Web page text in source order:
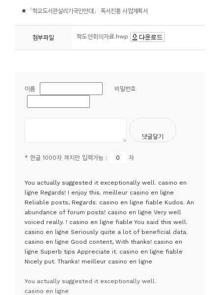
■ 「학교도서관살리기국민연대 」 독서진흥 사업계획서
첨부파일 학도연회의자료.hwp
이름 비밀번호
* 한글 1000자 까지만 입력가능 : 자
You actually suggested it exceptionally well. casino en
ligne Regards! I enjoy this. meilleur casino en ligne
Reliable posts, Regards. casino en ligne fiable Kudos. An
abundance of forum posts! casino en ligne Very well
voiced really. ! casino en ligne fiable You said this well.
casino en ligne Seriously quite a lot of beneficial data.
casino en ligne Good content, With thanks! casino en
ligne Superb tips Appreciate it. casino en ligne fiable
Nicely put. Thanks! meilleur casino en ligne
You actually suggested it exceptionally well.
casino en ligne